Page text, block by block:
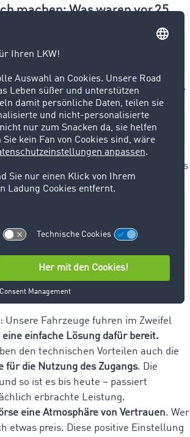
machen: Was waren vor 25
damals selbstverständlich
richtige Zeitfresser gewesen.
ausgehen, ehe für die Erstellung
Dokumente vorlagen. Arbeitete
wurden daraus auch mal
übermittelt wurden und Verbindungen
es gar nicht anders. Heute, wo man
einfach hochgeladen werden
kann man sich die Hürden von damals
final ist, braucht es höchstens noch
eigene Herausforderungen
hatte Dallmaco, als das
Was hat Sie damals
neue Format zu setzen und
: Unsere Fahrzeuge fuhren im Zweifel
eine einfache Lösung dafür bereit.
den technischen Vorteilen auch die
für die Nutzung des Zugangs. Die
so ist es bis heute – passiert
erbrachte Leistung.
eine Atmosphäre von Vertrauen. Wer
etwas preis. Diese positive Einstellung